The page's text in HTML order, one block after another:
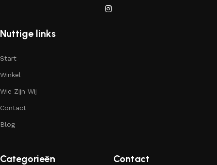
Nuttige links
Start
Winkel
Wie Zijn Wij
Contact
Blog
Categorieën Contact